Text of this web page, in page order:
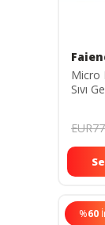
Micro
Sıvı
%60